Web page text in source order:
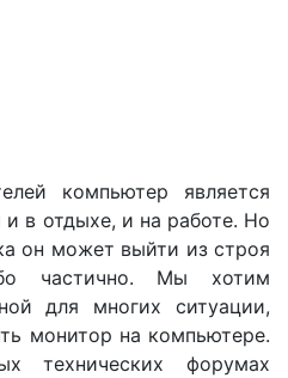
компьютер является
в отдыхе, и на работе. Но
он может выйти из строя
частично. Мы хотим
для многих ситуации,
монитор на компьютере.
технических форумах